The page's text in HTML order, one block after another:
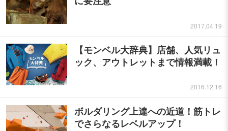
2017.04.19
【モンベル大辞典】店舗、人気リュ
ック、アウトレットまで情報満載！
2016.12.16
ボルダリング上達への近道！筋トレ
でさらなるレベルアップ！